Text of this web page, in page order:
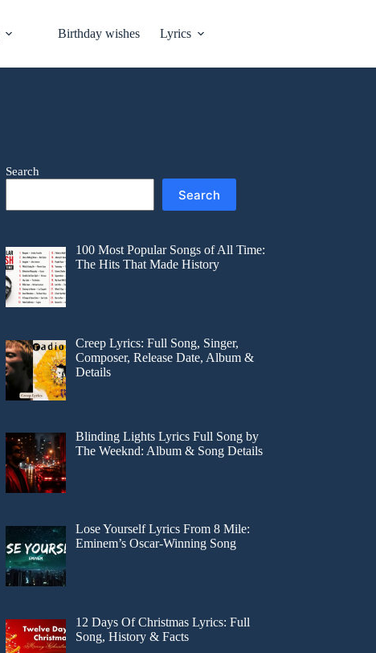
Birthday wishes Lyrics
Search
Search
100 Most Popular Songs of All Time:
The Hits That Made History
Creep Lyrics: Full Song, Singer,
Composer, Release Date, Album &
Details
Blinding Lights Lyrics Full Song by
The Weeknd: Album & Song Details
Lose Yourself Lyrics From 8 Mile:
Eminem’s Oscar-Winning Song
12 Days Of Christmas Lyrics: Full
Song, History & Facts